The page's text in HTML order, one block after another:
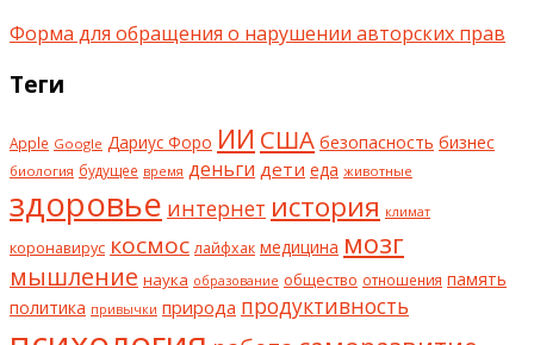
Форма для обращения о нарушении авторских прав
Теги
Apple Google Дариус Форо ИИ США безопасность бизнес
биология будущее время деньги дети еда животные
здоровье интернет история климат
коронавирус космос лайфхак медицина мозг
мышление наука образование общество отношения память
политика привычки природа продуктивность